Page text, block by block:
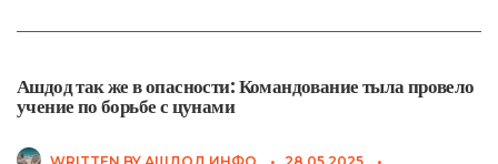
Ашдод так же в опасности: Командование тыла провело
учение по борьбе с цунами